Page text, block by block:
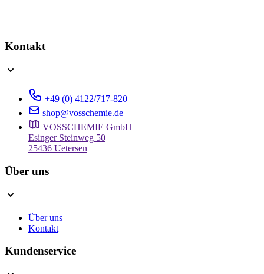
Kontakt
+49 (0) 4122/717-820
shop@vosschemie.de
VOSSCHEMIE GmbH
Esinger Steinweg 50
25436 Uetersen
Über uns
Über uns
Kontakt
Kundenservice